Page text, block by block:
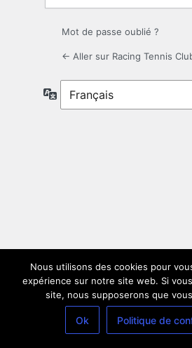
Mot de passe oublié ?
← Aller sur Racing Tennis
Langue
Nous utilisons des cookies pour
expérience sur notre site web. Si
site, nous supposerons que
Ok Politique de